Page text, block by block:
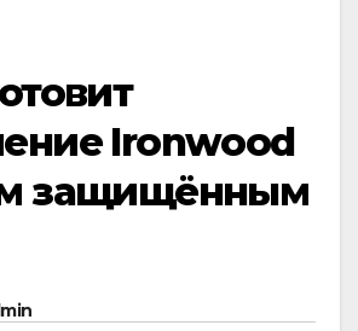
Ironwood
защищённым